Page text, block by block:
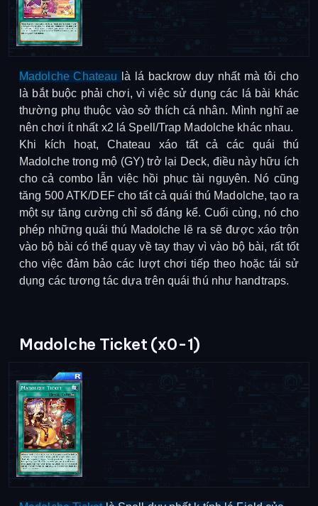
Madolche Chateau
là lá backrow duy nhất mà tôi cho
là bắt buộc phải chơi, vì việc sử dụng các lá bài khác
thường phụ thuộc vào sở thích cá nhân. Mình nghĩ ae
nên chơi ít nhất x2 lá Spell/Trap Madolche khác nhau.
Khi kích hoạt, Chateau xáo tất cả các quái thú
Madolche trong mộ (GY) trở lại Deck, điều này hữu ích
cho cả combo lẫn việc hồi phục tài nguyên. Nó cũng
tăng 500 ATK/DEF cho tất cả quái thú Madolche, tạo ra
một sự tăng cường chỉ số đáng kể. Cuối cùng, nó cho
phép những quái thú Madolche lẽ ra sẽ được xáo trộn
vào bộ bài có thể quay về tay thay vì vào bộ bài, rất tốt
cho việc đảm bảo các lượt chơi tiếp theo hoặc tái sử
dụng các tương tác dựa trên quái thú như handtraps.
Madolche Ticket (x0-1)